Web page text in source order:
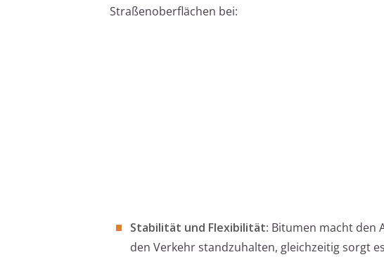
Straßenoberflächen bei:
Stabilität und Flexibilität: Bitumen macht den
den Verkehr standzuhalten, gleichzeitig sorgt